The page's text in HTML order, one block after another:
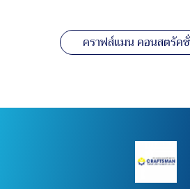
คราฟส์แมน คอนสตรัค